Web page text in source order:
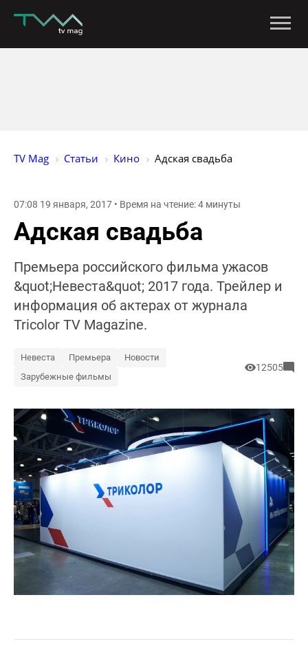
TV Mag Статьи Кино Адская свадьба
07:08 19 января, 2017 • Время на чтение: 4 минуты
Адская свадьба
Премьера российского фильма ужасов
&quot;Невеста&quot; 2017 года. Трейлер и
информация об актерах от журнала
Tricolor TV Magazine.
Невеста Премьера
Новости
Зарубежные фильмы
12505